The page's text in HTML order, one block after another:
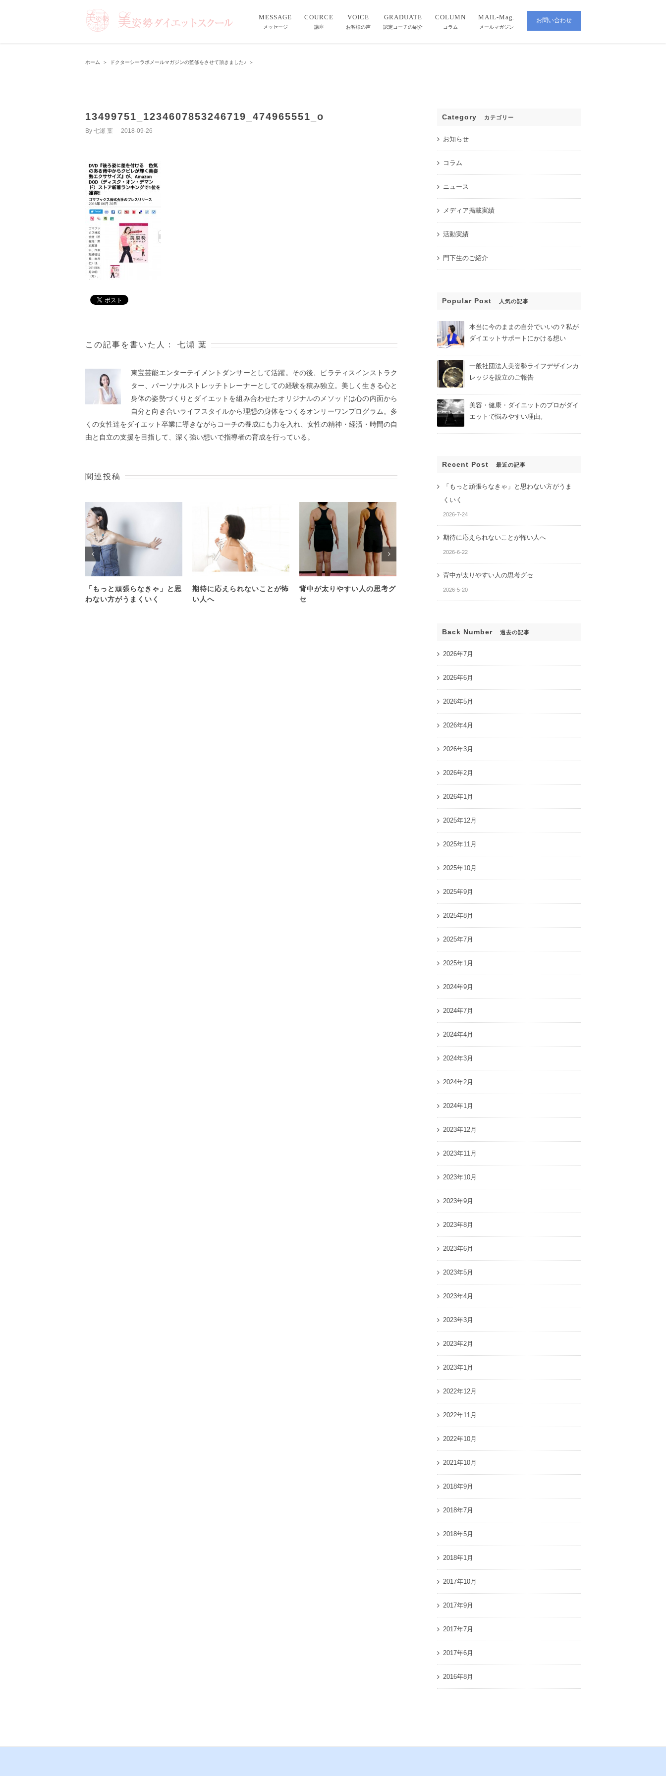
MESSAGE
メッセージ
COURCE
講座
VOICE
お客様の声
GRADUATE
認定コーチの紹介
COLUMN
コラム
MAIL-Mag.
メールマガジン
CONTACT
お問い合わせ
ホーム ＞ ドクターシーラボメールマガジンの監修をさせて頂きました♪ ＞
13499751_1234607853246719_474965551_o
By 七瀬 葉 2018-09-26
この記事を書いた人： 七瀬 葉
東宝芸能エンターテイメントダンサーとして活躍。その後、ピラティスインストラク
ター、パーソナルストレッチトレーナーとしての経験を積み独立。美しく生きる心と
身体の姿勢づくりとダイエットを組み合わせたオリジナルのメソッドは心の内面から
自分と向き合いライフスタイルから理想の身体をつくるオンリーワンプログラム。多
くの女性達をダイエット卒業に導きながらコーチの養成にも力を入れ、女性の精神・経済・時間の自
由と自立の支援を目指して、深く強い想いで指導者の育成を行っている。
関連投稿
「もっと頑張らなきゃ」と思
わない方がうまくいく
期待に応えられないことが怖
い人へ
背中が太りやすい人の思考グ
セ
心理学を学んでも、変わらな
かる２つの質問
Category カテゴリー
お知らせ
コラム
ニュース
メディア掲載実績
活動実績
門下生のご紹介
Popular Post 人気の記事
本当に今のままの自分でいいの？私が
ダイエットサポートにかける想い
一般社団法人美姿勢ライフデザインカ
レッジを設立のご報告
美容・健康・ダイエットのプロがダイ
エットで悩みやすい理由。
Recent Post 最近の記事
「もっと頑張らなきゃ」と思わない方がうま
くいく
2026-7-24
期待に応えられないことが怖い人へ
2026-6-22
背中が太りやすい人の思考グセ
2026-5-20
Back Number 過去の記事
2026年7月
2026年6月
2026年5月
2026年4月
2026年3月
2026年2月
2026年1月
2025年12月
2025年11月
2025年10月
2025年9月
2025年8月
2025年7月
2025年1月
2024年9月
2024年7月
2024年4月
2024年3月
2024年2月
2024年1月
2023年12月
2023年11月
2023年10月
2023年9月
2023年8月
2023年6月
2023年5月
2023年4月
2023年3月
2023年2月
2023年1月
2022年12月
2022年11月
2022年10月
2021年10月
2018年9月
2018年7月
2018年5月
2018年1月
2017年10月
2017年9月
2017年7月
2017年6月
2016年8月